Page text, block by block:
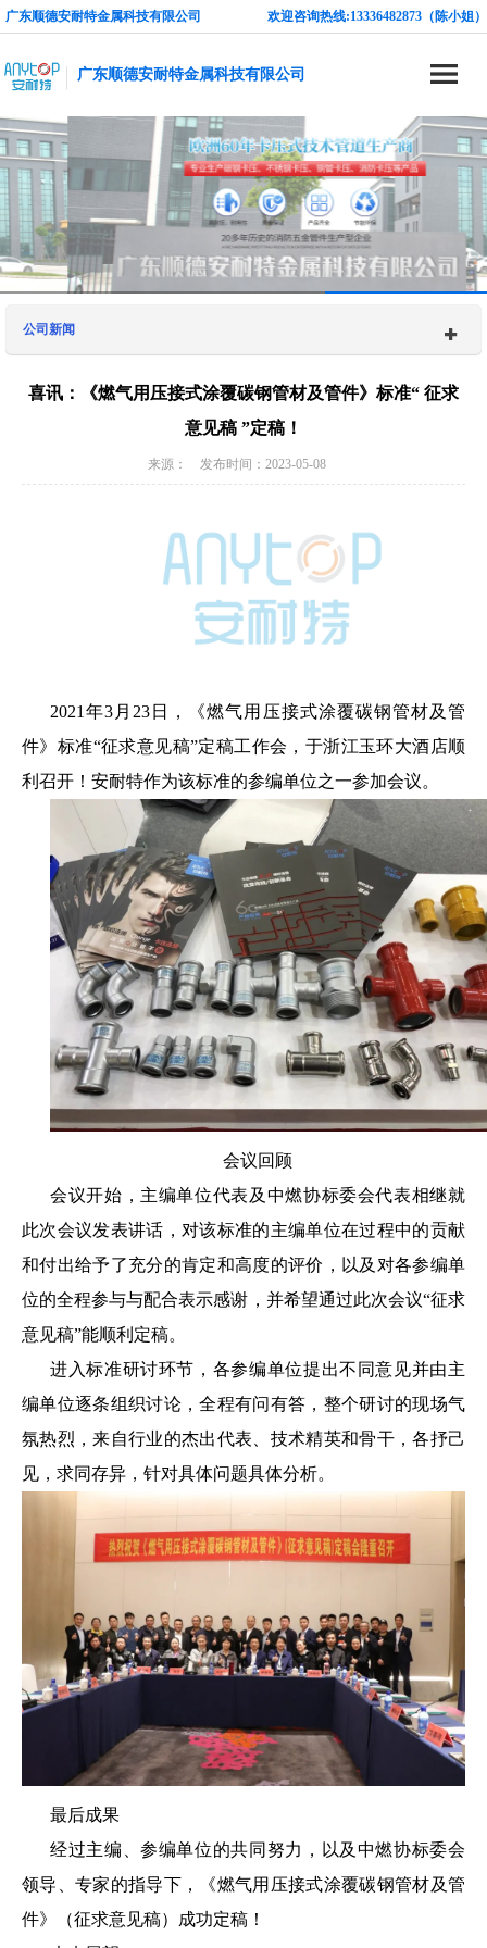
广东顺德安耐特金属科技有限公司 欢迎咨询热线:13336482873（陈小姐）
广东顺德安耐特金属科技有限公司
公司新闻
喜讯：《燃气用压接式涂覆碳钢管材及管件》标准“ 征求
意见稿 ”定稿！
来源： 发布时间：2023-05-08
2021年3月23日，《燃气用压接式涂覆碳钢管材及管
件》标准“征求意见稿”定稿工作会，于浙江玉环大酒店顺
利召开！安耐特作为该标准的参编单位之一参加会议。
会议回顾
会议开始，主编单位代表及中燃协标委会代表相继就
此次会议发表讲话，对该标准的主编单位在过程中的贡献
和付出给予了充分的肯定和高度的评价，以及对各参编单
位的全程参与与配合表示感谢，并希望通过此次会议“征求
意见稿”能顺利定稿。
进入标准研讨环节，各参编单位提出不同意见并由主
编单位逐条组织讨论，全程有问有答，整个研讨的现场气
氛热烈，来自行业的杰出代表、技术精英和骨干，各抒己
见，求同存异，针对具体问题具体分析。
最后成果
经过主编、参编单位的共同努力，以及中燃协标委会
领导、专家的指导下，《燃气用压接式涂覆碳钢管材及管
件》（征求意见稿）成功定稿！